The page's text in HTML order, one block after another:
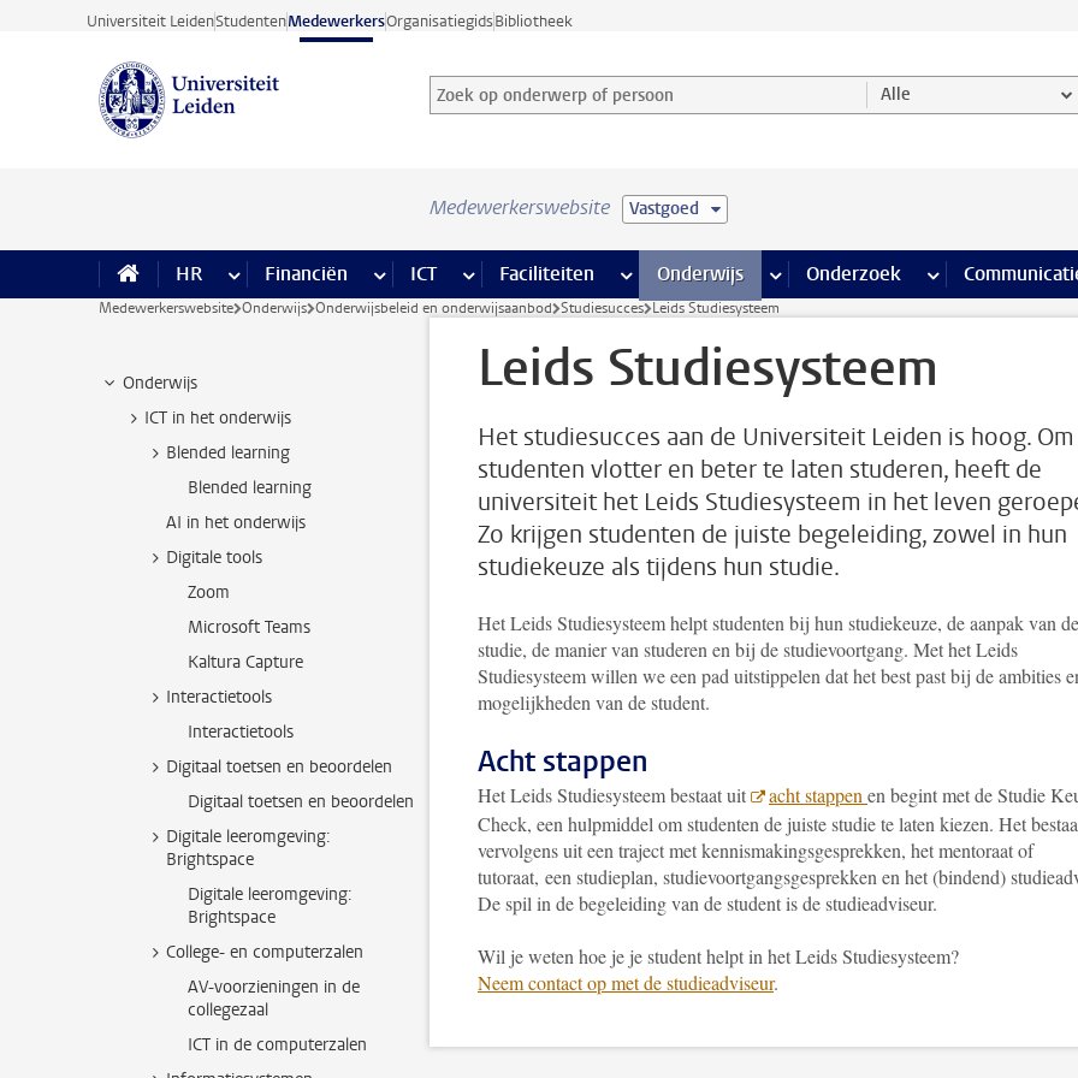
Ga direct naar de inhoud
Universiteit LeidenStudentenMedewerkersOrganisatiegidsBibliotheek
Zoek op onderwerp of persoon en selecteer categorie
Zoekterm Alle
Medewerkerswebsite Vastgoed
HR meer HR pagina’s
Financiën meer Financiën pagina’s
ICT meer ICT pagina’s
Faciliteiten meer Faciliteiten pagina’s
Onderwijs meer Onderwijs pagina’s
Onderzoek meer Onderzoek
Medewerkerswebsite Onderwijs Onderwijsbeleid en onderwijsaanbod Studiesucces Leids Studiesysteem
Onderwijs
ICT in het onderwijs
Blended learning
Blended learning
AI in het onderwijs
Digitale tools
Zoom
Microsoft Teams
Kaltura Capture
Interactietools
Interactietools
Digitaal toetsen en beoordelen
Digitaal toetsen en beoordelen
Digitale leeromgeving:
Brightspace
Digitale leeromgeving:
Brightspace
College- en computerzalen
AV-voorzieningen in de
collegezaal
ICT in de computerzalen
Leids Studiesysteem
Het studiesucces aan de Universiteit Leiden is hoog. Om
studenten vlotter en beter te laten studeren, heeft de
universiteit het Leids Studiesysteem in het leven
Zo krijgen studenten de juiste begeleiding, zowel in hun
studiekeuze als tijdens hun studie.
Het Leids Studiesysteem helpt studenten bij hun studiekeuze, de aanpak van de
studie, de manier van studeren en bij de studievoortgang. Met het Leids
Studiesysteem willen we een pad uitstippelen dat het best past bij de ambities
mogelijkheden van de student.
Acht stappen
Het Leids Studiesysteem bestaat uit acht stappen en begint met de Studie
Check, een hulpmiddel om studenten de juiste studie te laten kiezen. Het
vervolgens uit een traject met kennismakingsgesprekken, het mentoraat of
tutoraat, een studieplan, studievoortgangsgesprekken en het (bindend)
De spil in de begeleiding van de student is de studieadviseur.
Wil je weten hoe je je student helpt in het Leids Studiesysteem?
Neem contact op met de studieadviseur.